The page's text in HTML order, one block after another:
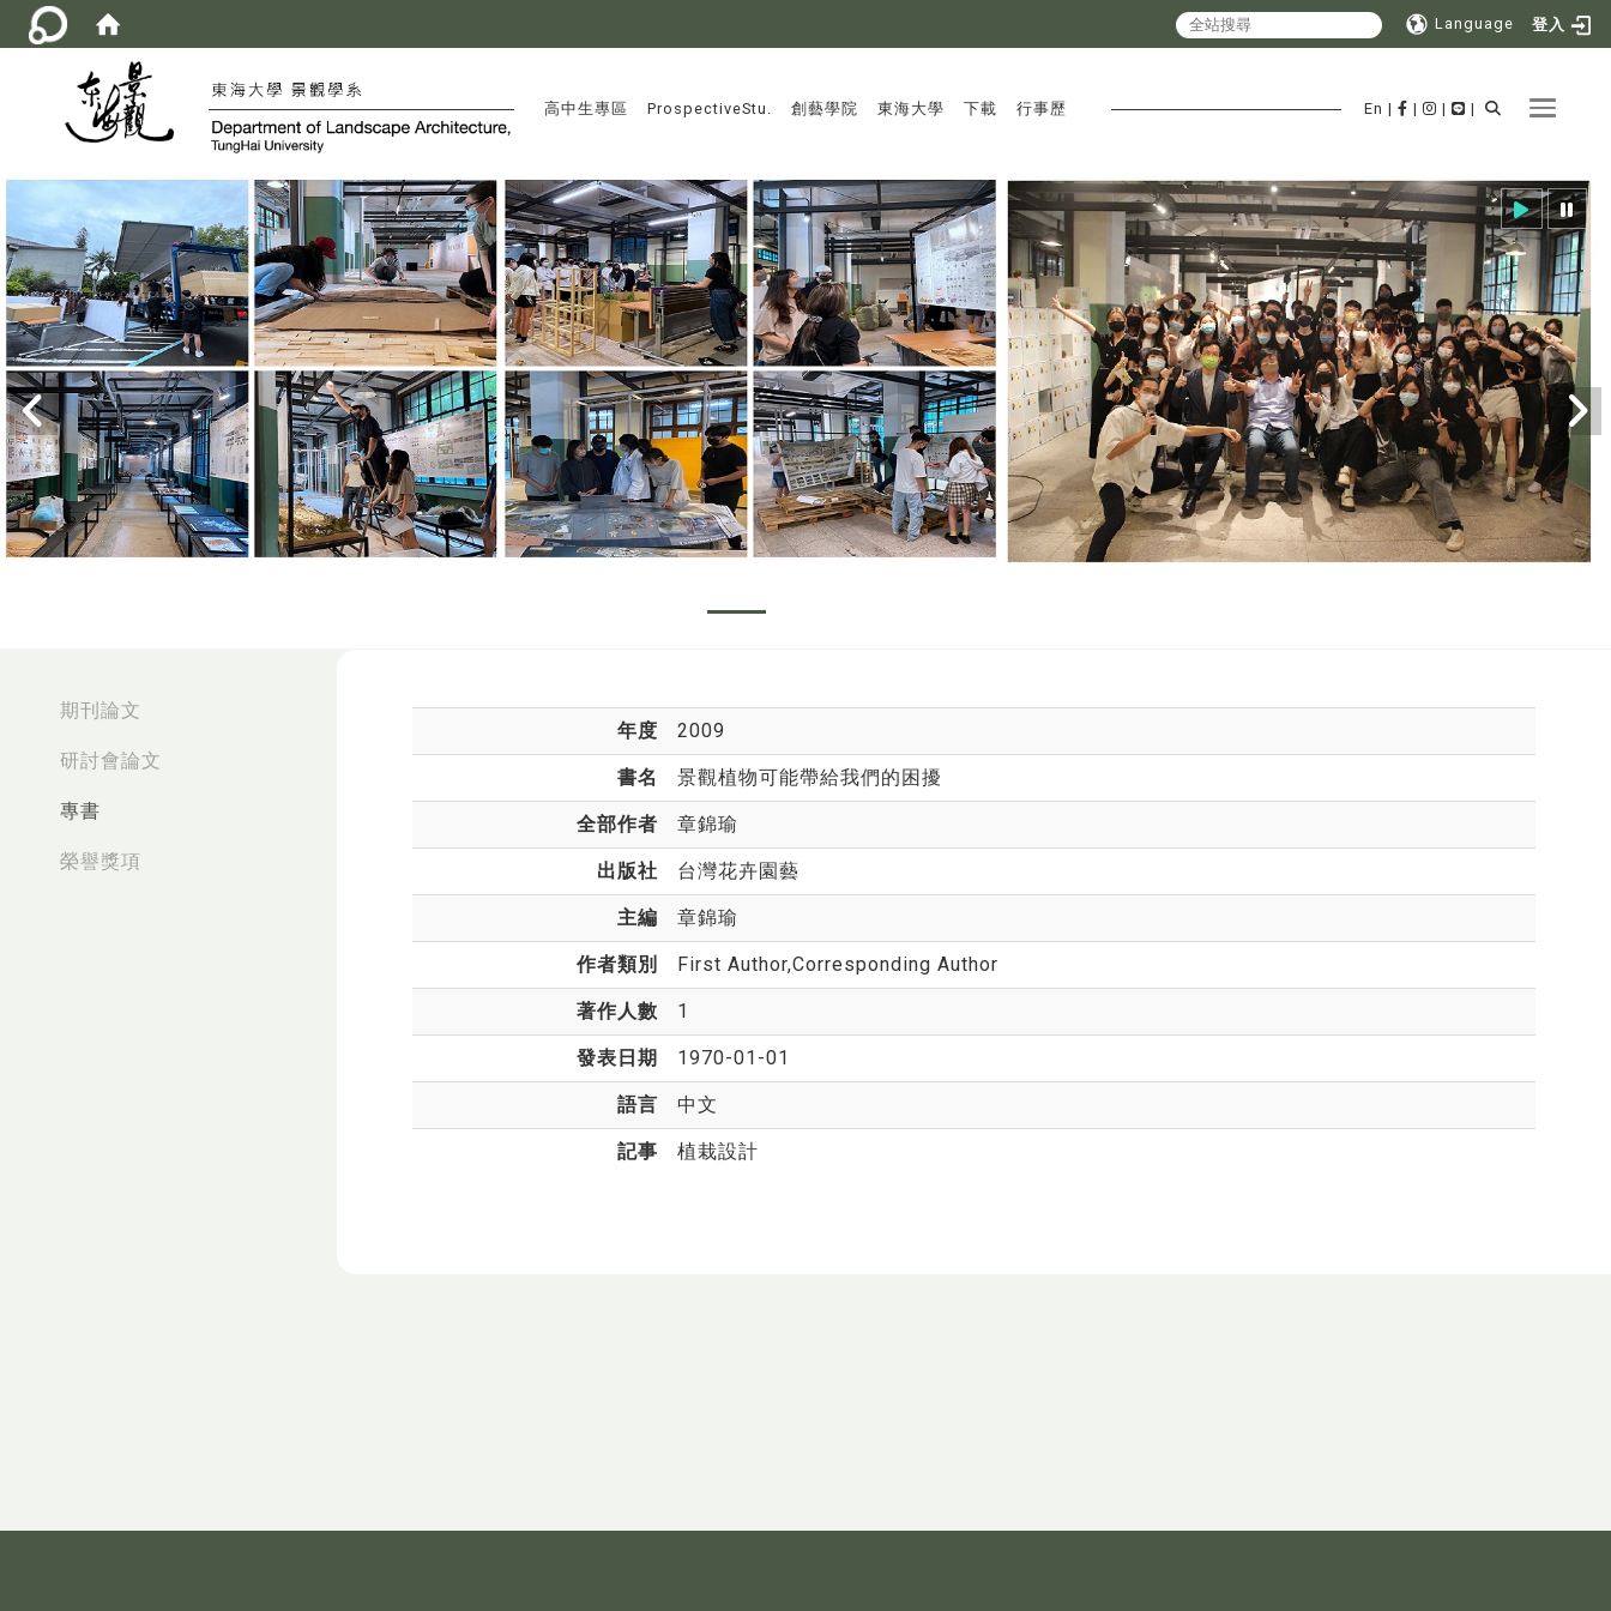
Language 登入
Toggle
:::
高中生專區 ProspectiveStu. 創藝學院 東海大學 下載 行事歷 En | | | |
期刊論文
研討會論文
專書
榮譽獎項
年度 2009
書名 景觀植物可能帶給我們的困擾
全部作者 章錦瑜
出版社 台灣花卉園藝
主編 章錦瑜
作者類別 First Author,Corresponding Author
著作人數 1
發表日期 1970-01-01
語言 中文
記事 植栽設計